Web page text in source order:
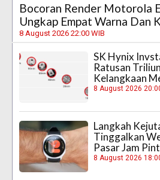
Bocoran Render Motorola
Ungkap Empat Warna Dan
8 August 2026 22:00 WIB
SK Hynix
Ratusan
Kelangkaan
8 August 2026
Langkah
Tinggalkan
Pasar Jam
8 August 2026